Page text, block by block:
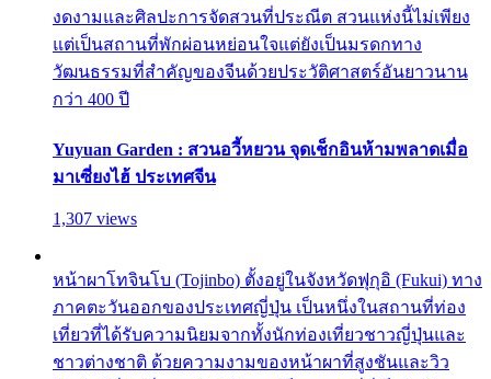
งดงามและศิลปะการจัดสวนที่ประณีต สวนแห่งนี้ไม่เพียง
แต่เป็นสถานที่พักผ่อนหย่อนใจแต่ยังเป็นมรดกทาง
วัฒนธรรมที่สำคัญของจีนด้วยประวัติศาสตร์อันยาวนาน
กว่า 400 ปี
Yuyuan Garden : สวนอวี้หยวน จุดเช็กอินห้ามพลาดเมื่อ
มาเซี่ยงไฮ้ ประเทศจีน
1,307 views
หน้าผาโทจินโบ (Tojinbo) ตั้งอยู่ในจังหวัดฟุกุอิ (Fukui) ทาง
ภาคตะวันออกของประเทศญี่ปุ่น เป็นหนึ่งในสถานที่ท่อง
เที่ยวที่ได้รับความนิยมจากทั้งนักท่องเที่ยวชาวญี่ปุ่นและ
ชาวต่างชาติ ด้วยความงามของหน้าผาที่สูงชันและวิว